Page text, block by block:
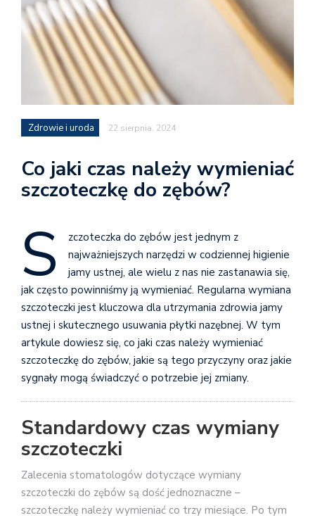
Zdrowie i uroda 22 sierpnia, 2024
Co jaki czas należy wymieniać
szczoteczkę do zębów?
S
zczoteczka do zębów jest jednym z
najważniejszych narzędzi w codziennej higienie
jamy ustnej, ale wielu z nas nie zastanawia się,
jak często powinniśmy ją wymieniać. Regularna wymiana
szczoteczki jest kluczowa dla utrzymania zdrowia jamy
ustnej i skutecznego usuwania płytki nazębnej. W tym
artykule dowiesz się, co jaki czas należy wymieniać
szczoteczkę do zębów, jakie są tego przyczyny oraz jakie
sygnały mogą świadczyć o potrzebie jej zmiany.
Standardowy czas wymiany
szczoteczki
Zalecenia stomatologów dotyczące wymiany
szczoteczki do zębów są dość jednoznaczne –
szczoteczkę należy wymieniać co trzy miesiące. Po tym